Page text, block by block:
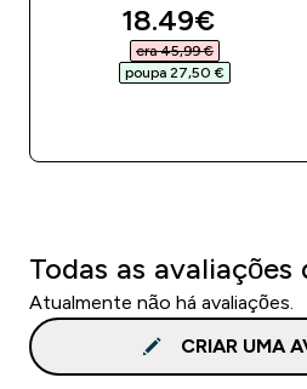
discounted
18.49€‎
era 45,99 €‎
poupa 27,50 €‎
Todas as avaliações
Atualmente não há avaliações.
CRIAR UMA